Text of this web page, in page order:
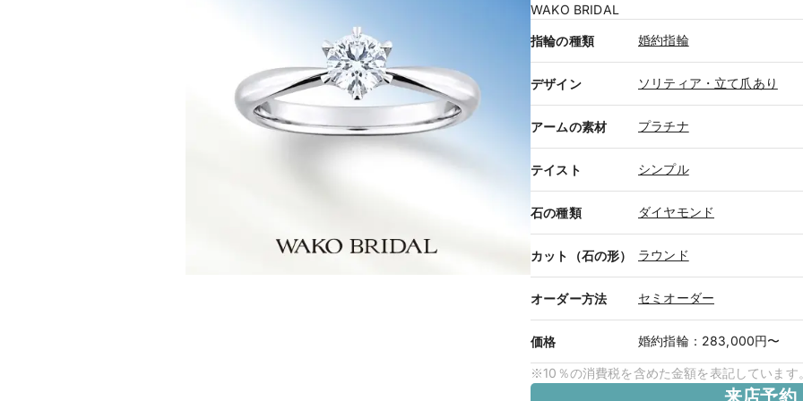
WAKO BRIDAL
指輪の種類 婚約指輪
デザイン ソリティア・立て爪あり
アームの素材 プラチナ
テイスト シンプル
石の種類 ダイヤモンド
カット（石の形） ラウンド
オーダー方法 セミオーダー
価格 婚約指輪 ： 283,000円〜
※10％の消費税を含めた金額を表記しています
来店予約